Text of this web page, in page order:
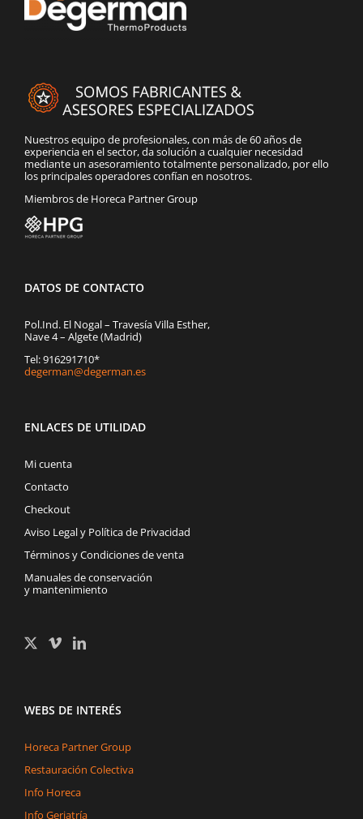
Nuestros equipo de profesionales, con más de 60 años de
experiencia en el sector, da solución a cualquier necesidad
mediante un asesoramiento totalmente personalizado, por ello
los principales operadores confían en nosotros.
Miembros de Horeca Partner Group
DATOS DE CONTACTO
Pol.Ind. El Nogal – Travesía Villa Esther,
Nave 4 – Algete (Madrid)
Tel: 916291710*
degerman@degerman.es
ENLACES DE UTILIDAD
Mi cuenta
Contacto
Checkout
Aviso Legal y Política de Privacidad
Términos y Condiciones de venta
Manuales de conservación
y mantenimiento
WEBS DE INTERÉS
Horeca Partner Group
Restauración Colectiva
Info Horeca
Info Geriatría